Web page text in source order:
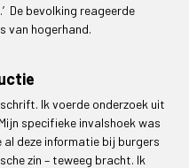
De bevolking reageerde
van hogerhand.
Ik voerde onderzoek uit
specifieke invalshoek was
al deze informatie bij burgers
zin – teweeg bracht. Ik